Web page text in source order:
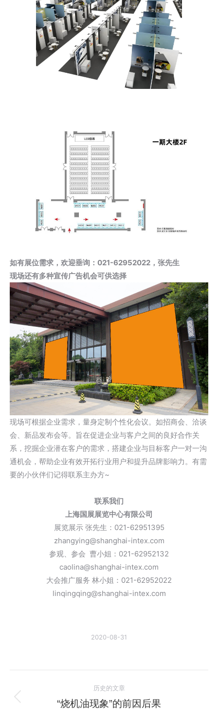
如有展位需求，欢迎垂询：021-62952022，张先生
现场还有多种宣传广告机会可供选择
现场可根据企业需求，量身定制个性化会议。如招商会、洽谈
会、新品发布会等。旨在促进企业与客户之间的良好合作关
系，挖掘企业潜在客户的需求，搭建企业与目标客户一对一沟
通机会，帮助企业有效开拓行业用户和提升品牌影响力。有需
要的小伙伴们记得联系主办方~
联系我们
上海国展展览中心有限公司
展览展示 张先生：021-62951395
zhangying@shanghai-intex.com
参观、参会 曹小姐：021-62952132
caolina@shanghai-intex.com
大会推广服务 林小姐：021-62952022
linqingqing@shanghai-intex.com
2020-08-31
章
历史的文章
历
“烧机油现象”的前因后果